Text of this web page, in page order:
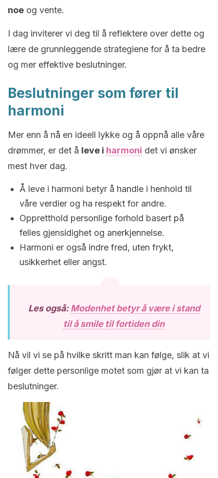
noe og vente.
I dag inviterer vi deg til å reflektere over dette og
lære de grunnleggende strategiene for å ta bedre
og mer effektive beslutninger.
Beslutninger som fører til
harmoni
Mer enn å nå en ideell lykke og å oppnå alle våre
drømmer, er det å leve i harmoni det vi ønsker
mest hver dag.
Å leve i harmoni betyr å handle i henhold til
våre verdier og ha respekt for andre.
Oppretthold personlige forhold basert på
felles gjensidighet og anerkjennelse.
Harmoni er også indre fred, uten frykt,
usikkerhet eller angst.
Les også:Modenhet betyr å være i stand
til å smile til fortiden din
Nå vil vi se på hvilke skritt man kan følge, slik at vi
følger dette personlige motet som gjør at vi kan ta
beslutninger.